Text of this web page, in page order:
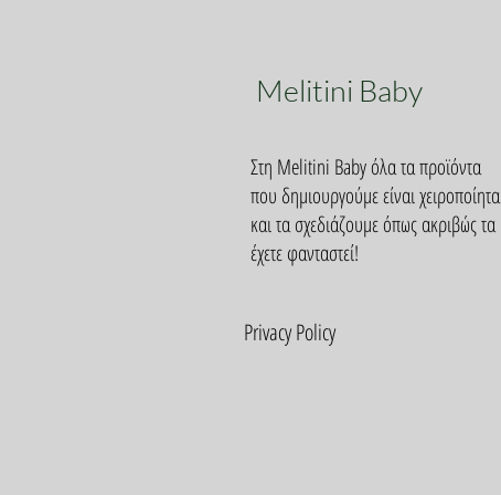
Melitini Baby
Στη Melitini Baby όλα τα προϊόντα
που δημιουργούμε είναι χειροποίητα
και τα σχεδιάζουμε όπως ακριβώς τα
έχετε φανταστεί!
Privacy Policy